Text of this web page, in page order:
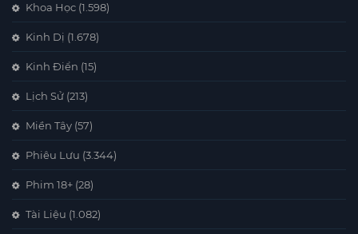
Khoa Học (1.598)
Kinh Dị (1.678)
Kinh Điển (15)
Lịch Sử (213)
Miền Tây (57)
Phiêu Lưu (3.344)
Phim 18+ (28)
Tài Liệu (1.082)